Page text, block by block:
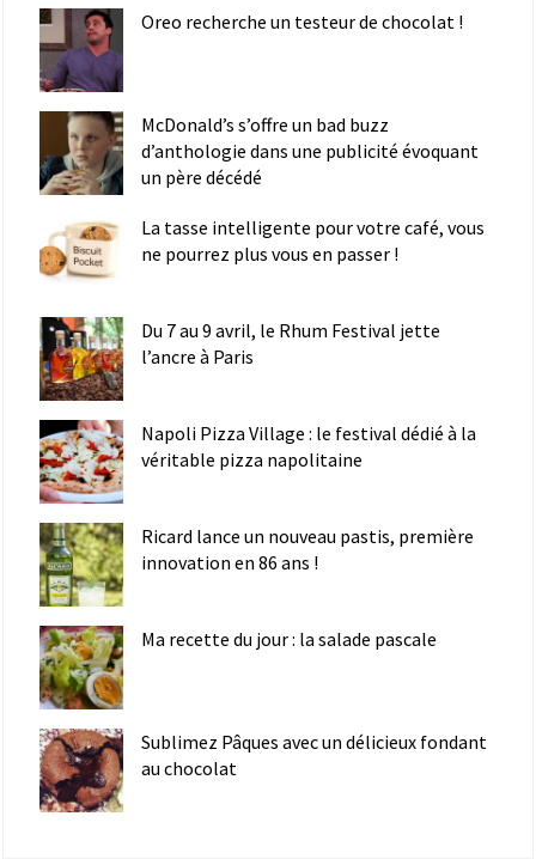
Oreo recherche un testeur de chocolat !
McDonald’s s’offre un bad buzz
d’anthologie dans une publicité évoquant
un père décédé
La tasse intelligente pour votre café, vous
ne pourrez plus vous en passer !
Du 7 au 9 avril, le Rhum Festival jette
l’ancre à Paris
Napoli Pizza Village : le festival dédié à la
véritable pizza napolitaine
Ricard lance un nouveau pastis, première
innovation en 86 ans !
Ma recette du jour : la salade pascale
Sublimez Pâques avec un délicieux fondant
au chocolat